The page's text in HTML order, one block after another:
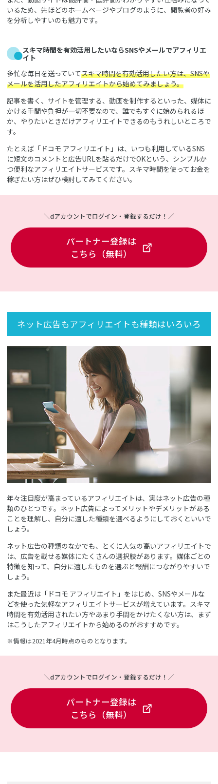
いるため、先ほどのホームページやブログのように、閲覧者の好み
を分析しやすいのも魅力です。
スキマ時間を有効活用したいならSNSやメールでアフィリエ
イト
多忙な毎日を送っていてスキマ時間を有効活用したい方は、SNSや
メールを活用したアフィリエイトから始めてみましょう。
記事を書く、サイトを管理する、動画を制作するといった、媒体に
かける手間や負担が一切不要なので、誰でもすぐに始められるほ
か、やりたいときだけアフィリエイトできるのもうれしいところで
す。
たとえば「ドコモ アフィリエイト」は、いつも利用しているSNS
に短文のコメントと広告URLを貼るだけでOKという、シンプルか
つ便利なアフィリエイトサービスです。スキマ時間を使ってお金を
稼ぎたい方はぜひ検討してみてください。
＼dアカウントでログイン・登録するだけ！／
パートナー登録は
こちら（無料）
ネット広告もアフィリエイトも種類はいろいろ
年々注目度が高まっているアフィリエイトは、実はネット広告の種
類のひとつです。ネット広告によってメリットやデメリットがある
ことを理解し、自分に適した種類を選べるようにしておくといいで
しょう。
ネット広告の種類のなかでも、とくに人気の高いアフィリエイトで
は、広告を載せる媒体にたくさんの選択肢があります。媒体ごとの
特徴を知って、自分に適したものを選ぶと報酬につながりやすいで
しょう。
また最近は「ドコモ アフィリエイト」をはじめ、SNSやメールな
どを使った気軽なアフィリエイトサービスが増えています。スキマ
時間を有効活用されたい方やあまり手間をかけたくない方は、まず
はこうしたアフィリエイトから始めるのがおすすめです。
※情報は2021年4月時点のものとなります。
＼dアカウントでログイン・登録するだけ！／
パートナー登録は
こちら（無料）